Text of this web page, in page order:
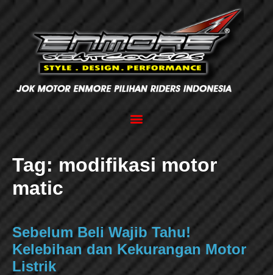
Tag: modifikasi motor
matic
Sebelum Beli Wajib Tahu!
Kelebihan dan Kekurangan Motor
Listrik